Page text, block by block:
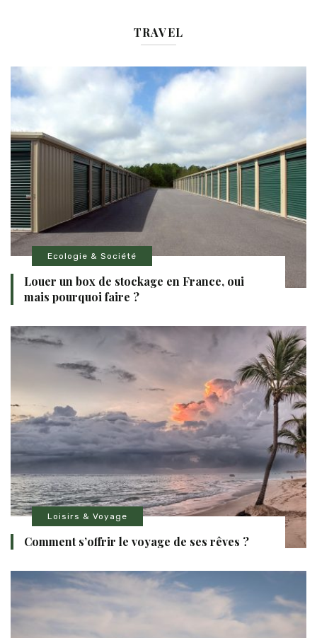
TRAVEL
Ecologie & Société
Louer un box de stockage en France, oui
mais pourquoi faire ?
Loisirs & Voyage
Comment s’offrir le voyage de ses rêves ?